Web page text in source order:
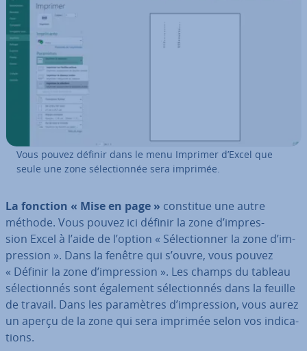
Vous pouvez définir dans le menu Imprimer d’Excel que
seule une zone sé­lec­tion­née sera imprimée.
La fonction « Mise en page » constitue une autre
méthode. Vous pouvez ici définir la zone d’im­pres­
sion Excel à l’aide de l’option « Sé­lec­tion­ner la zone d’im­
pres­sion ». Dans la fenêtre qui s’ouvre, vous pouvez
« Définir la zone d’im­pres­sion ». Les champs du tableau
sé­lec­tion­nés sont également sé­lec­tion­nés dans la feuille
de travail. Dans les pa­ra­mètres d’im­pres­sion, vous aurez
un aperçu de la zone qui sera imprimée selon vos in­di­ca­
tions.